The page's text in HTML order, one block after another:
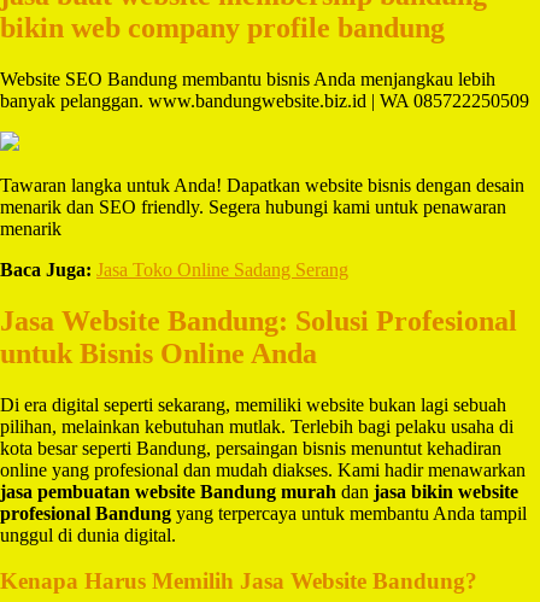
bikin web company profile bandung
Website SEO Bandung membantu bisnis Anda menjangkau lebih
banyak pelanggan. www.bandungwebsite.biz.id | WA 085722250509
Tawaran langka untuk Anda! Dapatkan website bisnis dengan desain
menarik dan SEO friendly. Segera hubungi kami untuk penawaran
menarik
Baca Juga: Jasa Toko Online Sadang Serang
Jasa Website Bandung: Solusi Profesional
untuk Bisnis Online Anda
Di era digital seperti sekarang, memiliki website bukan lagi sebuah
pilihan, melainkan kebutuhan mutlak. Terlebih bagi pelaku usaha di
kota besar seperti Bandung, persaingan bisnis menuntut kehadiran
online yang profesional dan mudah diakses. Kami hadir menawarkan
jasa pembuatan website Bandung murah dan jasa bikin website
profesional Bandung yang terpercaya untuk membantu Anda tampil
unggul di dunia digital.
Kenapa Harus Memilih Jasa Website Bandung?